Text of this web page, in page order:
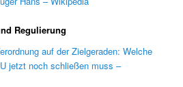
Regulierung
auf der Zielgeraden: Welche
jetzt noch schließen muss –